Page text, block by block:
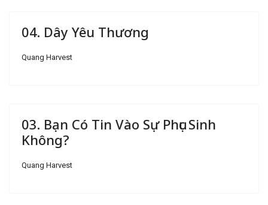
04. Dây Yêu Thương
Quang Harvest
03. Bạn Có Tin Vào Sự Phục Sinh
Không?
Quang Harvest